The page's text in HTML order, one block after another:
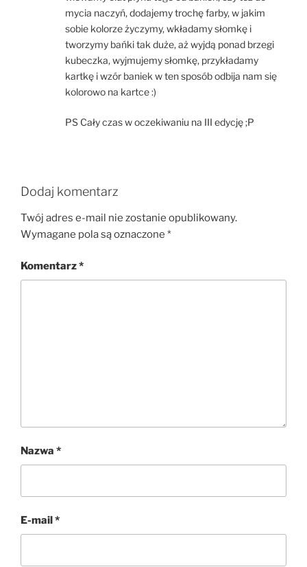
mycia naczyń, dodajemy trochę farby, w jakim
sobie kolorze życzymy, wkładamy słomkę i
tworzymy bańki tak duże, aż wyjdą ponad brzegi
kubeczka, wyjmujemy słomkę, przykładamy
kartkę i wzór baniek w ten sposób odbija nam się
kolorowo na kartce :)
PS Cały czas w oczekiwaniu na III edycję ;P
Dodaj komentarz
Twój adres e-mail nie zostanie opublikowany.
Wymagane pola są oznaczone *
Komentarz*
Nazwa *
E-mail*